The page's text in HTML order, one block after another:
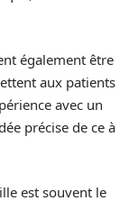
également être
aux patients
avec un
précise de ce à
est souvent le